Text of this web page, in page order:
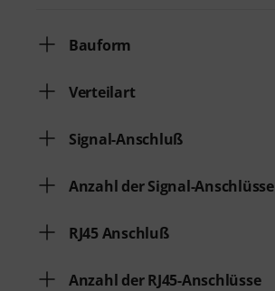
Bauform
Verteilart
Signal-Anschluß
Anzahl der Signal-Anschlüsse
RJ45 Anschluß
Anzahl der RJ45-Anschlüsse